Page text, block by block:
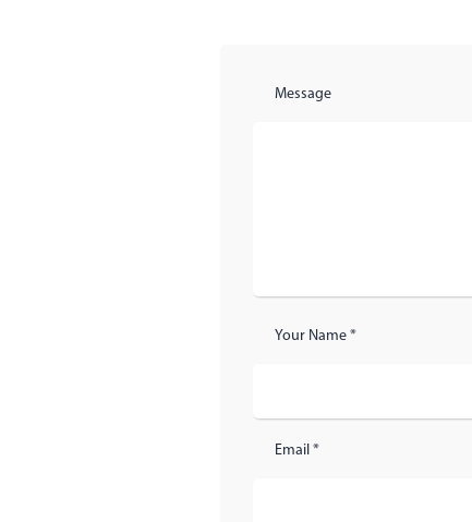
Message
Your Name *
Email *